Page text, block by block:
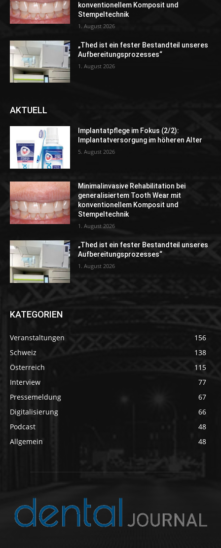
konventionellem Komposit und
Stempeltechnik
1. August 2026
„Thed ist ein fester Bestandteil unseres
Aufbereitungsprozesses“
1. August 2026
AKTUELL
Implantatpflege im Fokus (2/2):
Implantatversorgung im höheren Alter
5. August 2026
Minimalinvasive Rehabilitation bei
generalisiertem Tooth Wear mit
konventionellem Komposit und
Stempeltechnik
1. August 2026
„Thed ist ein fester Bestandteil unseres
Aufbereitungsprozesses“
1. August 2026
KATEGORIEN
Veranstaltungen
156
Schweiz
138
Österreich
115
Interview
77
Pressemeldung
67
Digitalisierung
66
Podcast
48
Allgemein
48